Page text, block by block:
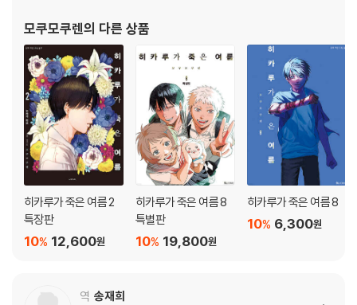
모쿠모쿠렌의 다른 상품
히카루가 죽은 여름 2
특장판
12,600원
10%
히카루가 죽은 여름 8
특별판
19,800원
10%
히카루가 죽은 여름 8
6,300원
10%
역 송재희